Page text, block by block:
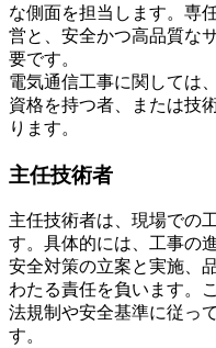
な側面を担当します。専
営と、安全かつ高品質な
要です。
電気通信工事に関しては
資格を持つ者、または技
ります。
主任技術者
主任技術者は、現場での
す。具体的には、工事の
安全対策の立案と実施、
わたる責任を負います。
法規制や安全基準に従っ
す。